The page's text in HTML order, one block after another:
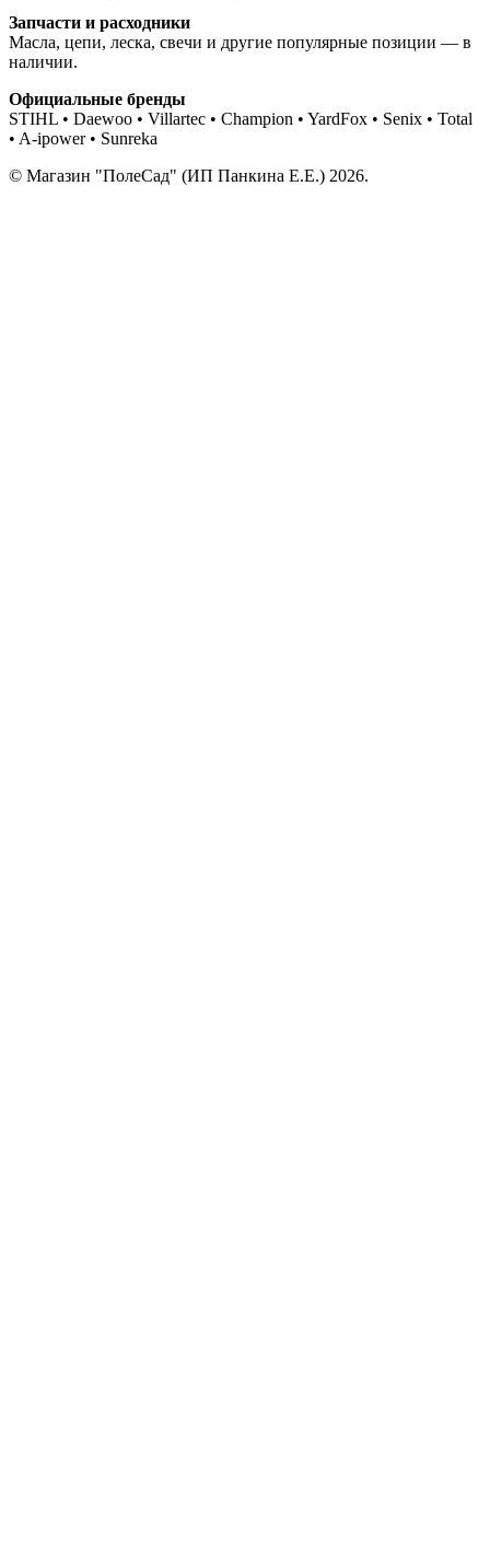
Запчасти и расходники
Масла, цепи, леска, свечи и другие популярные позиции — в
наличии.
Официальные бренды
STIHL • Daewoo • Villartec • Champion • YardFox • Senix • Total
• A-ipower • Sunreka
© Магазин "ПолеСад" (ИП Панкина Е.Е.) 2026.